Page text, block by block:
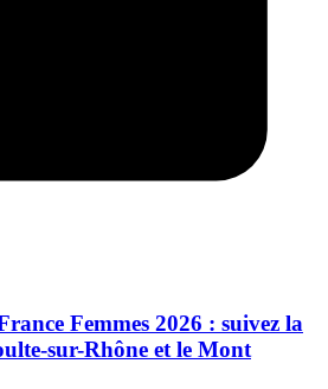
Femmes 2026 : suivez la
sur-Rhône et le Mont